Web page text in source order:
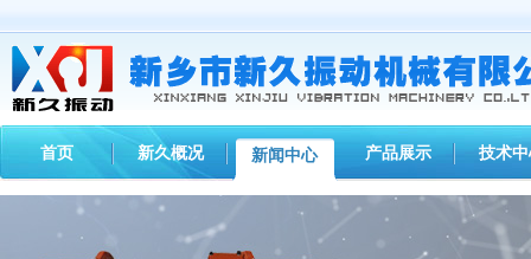
首页 新久概况 新闻中心 产品展示 技术